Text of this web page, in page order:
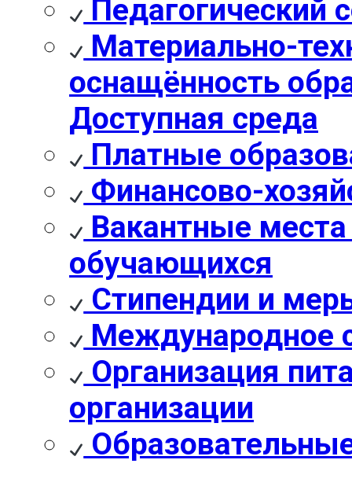
Педагогический
Материально-
оснащённость
Доступная среда
Платные
Финансово-
Вакантные
обучающихся
Стипендии и
Международное
Организация
организации